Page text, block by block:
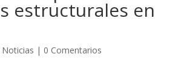
estructurales en
Noticias | 0 Comentarios